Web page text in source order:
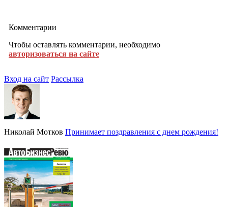
Комментарии
Чтобы оставлять комментарии, необходимо
авторизоваться на сайте
Вход на сайт Рассылка
Николай Мотков Принимает поздравления с днем рождения!